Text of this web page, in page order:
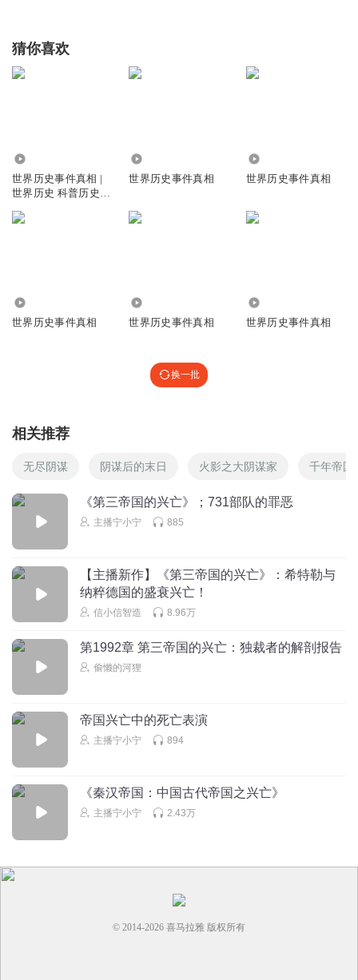
德国国内被杀的犹太人超过五百万，在当时犹太人经济状况
比较好，当时德国人口八千万，也就是说平均十五个人中就
有一个人被杀掉，太恐怖了。这要在现在的中国，要死接近
猜你喜欢
世界历史事件真相 |
世界历史 科普历史集
世界历史事件真相 世界历史事件真相
世界历史事件真相 世界历史事件真相 世界历史事件真相
换一批
相关推荐
无尽阴谋 阴谋后的末日 火影之大阴谋家 千年帝国
《第三帝国的兴亡》；731部队的罪恶
主播宁小宁 885
【主播新作】《第三帝国的兴亡》：希特勒与
纳粹德国的盛衰兴亡！
信小信智造 8.96万
第1992章 第三帝国的兴亡：独裁者的解剖报告
偷懒的河狸
帝国兴亡中的死亡表演
主播宁小宁 894
《秦汉帝国：中国古代帝国之兴亡》
主播宁小宁 2.43万
© 2014-2026 喜马拉雅 版权所有